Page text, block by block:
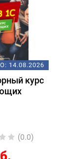
18.08.2026
к экзамену
консультант